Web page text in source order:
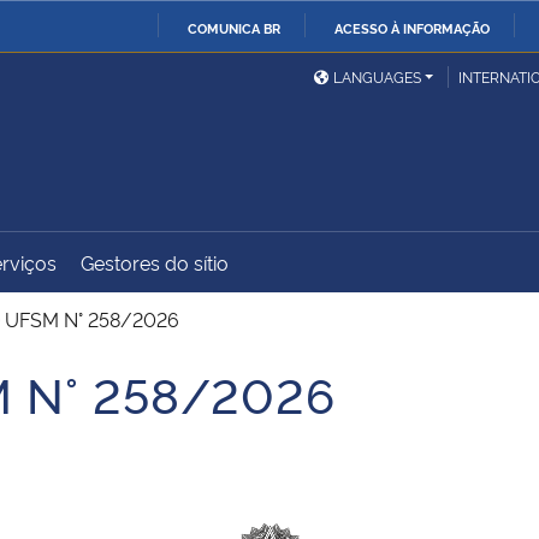
COMUNICA BR ACESSO À INFORMAÇÃO
Ministério da Defesa
Ministério das Relações
Exteriores
Ministério do
Desenvolvimento Regional
Advocacia-Geral da União Banco Central do Brasil
LANGUAGES
Gestores do sítio
UFSM N° 258/2026
N° 258/2026